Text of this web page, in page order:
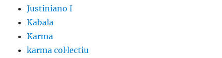
Justiniano I
Kabala
Karma
karma col·lectiu